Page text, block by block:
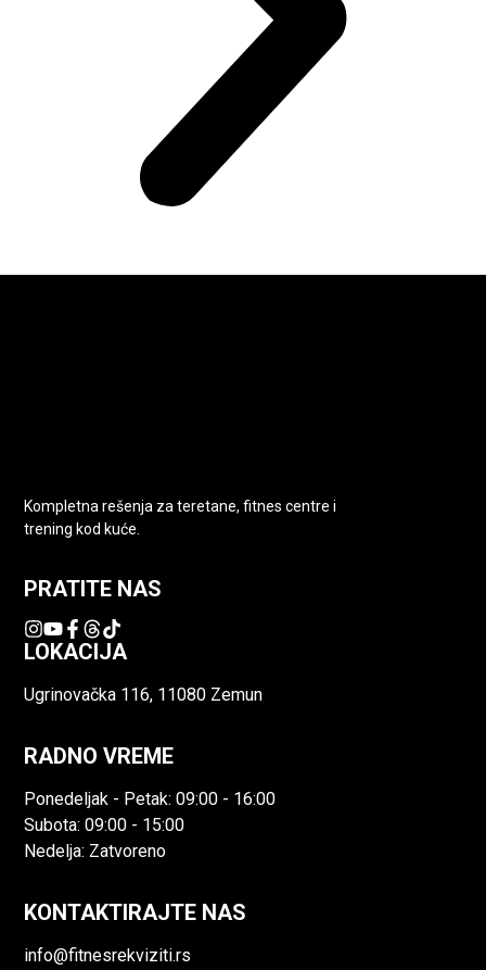
Kompletna rešenja za teretane, fitnes centre i
trening kod kuće.
PRATITE NAS
LOKACIJA
Ugrinovačka 116, 11080 Zemun
RADNO VREME
Ponedeljak - Petak: 09:00 - 16:00
Subota: 09:00 - 15:00
Nedelja: Zatvoreno
KONTAKTIRAJTE NAS
info@fitnesrekviziti.rs